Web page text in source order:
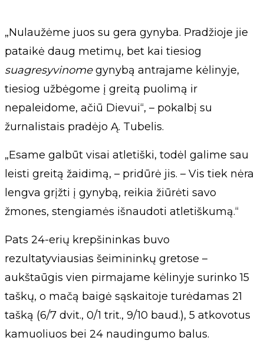
„Nulaužėme juos su gera gynyba. Pradžioje jie
pataikė daug metimų, bet kai tiesiog
suagresyvinomegynybą antrajame kėlinyje,
tiesiog užbėgome į greitą puolimą ir
nepaleidome, ačiū Dievui“, – pokalbį su
žurnalistais pradėjo Ą. Tubelis.
„Esame galbūt visai atletiški, todėl galime sau
leisti greitą žaidimą, – pridūrė jis. – Vis tiek nėra
lengva grįžti į gynybą, reikia žiūrėti savo
žmones, stengiamės išnaudoti atletiškumą.“
Pats 24-erių krepšininkas buvo
rezultatyviausias šeimininkų gretose –
aukštaūgis vien pirmajame kėlinyje surinko 15
taškų, o mačą baigė sąskaitoje turėdamas 21
tašką (6/7 dvit., 0/1 trit., 9/10 baud.), 5 atkovotus
kamuoliuos bei 24 naudingumo balus.